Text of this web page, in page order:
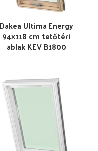
Dakea Ultima Energy
94×118 cm tetőtéri
ablak KEV B1800